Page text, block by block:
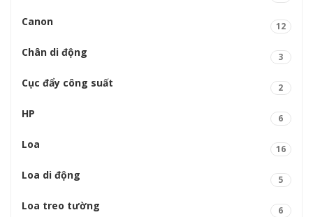
Canon 12
Chân di động 3
Cục đẩy công suất 2
HP 6
Loa 16
Loa di động 5
Loa treo tường 6